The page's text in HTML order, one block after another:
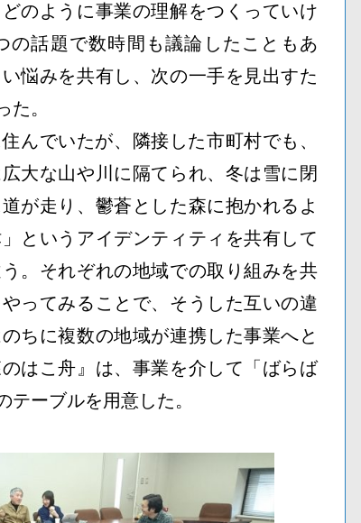
のように事業の理解をつくっていけ
の話題で数時間も議論したこともあ
悩みを共有し、次の一手を見出すた
。
んでいたが、隣接した市町村でも、
大な山や川に隔てられ、冬は雪に閉
が走り、鬱蒼とした森に抱かれるよ
というアイデンティティを共有して
。それぞれの地域での取り組みを共
ってみることで、そうした互いの違
ちに複数の地域が連携した事業へと
はこ舟』は、事業を介して「ばらば
テーブルを用意した。